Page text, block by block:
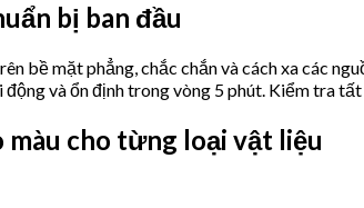
bị ban đầu
bề mặt phẳng, chắc chắn và cách xa các
và ổn định trong vòng 5 phút. Kiểm tra
màu cho từng loại vật liệu